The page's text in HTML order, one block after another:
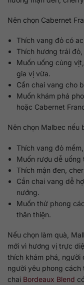
Nên chọn Cabernet
Thích vang đỏ có
Thích hương trái
Muốn uống cùng
gia vị vừa.
Cần chai vang cho
Muốn khám phá
hoặc Cabernet
Nên chọn Malbec nếu
Thích vang đỏ
Muốn rượu dễ
Thích mận đen,
Cần chai vang dễ
nướng.
Muốn thử phong
thân thiện.
Nếu chọn làm quà,
mới vì hương vị trực
thích khám phá, người
người yêu phong cách
chai Bordeaux Blend